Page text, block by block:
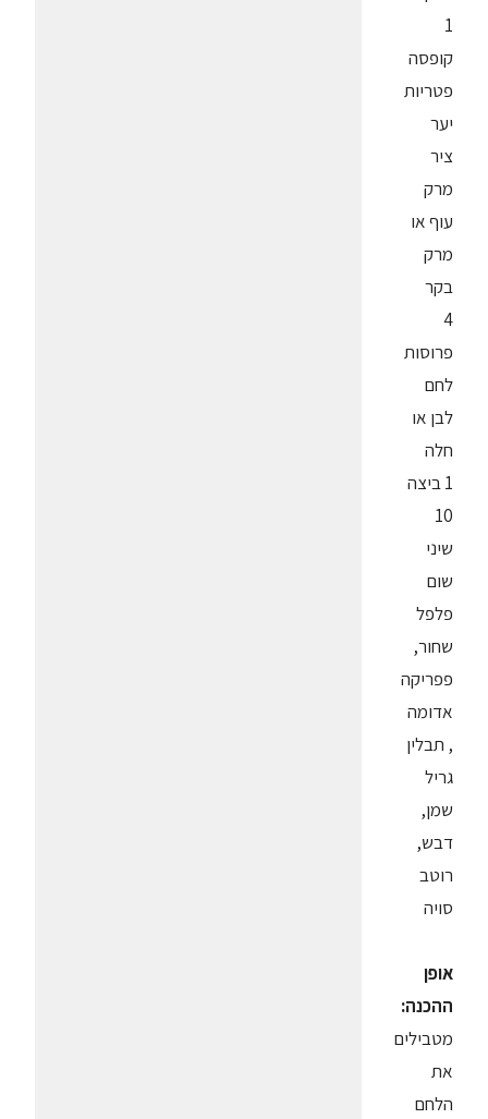
1
קופסה
פטריות
יער
ציר
מרק
עוף או
מרק
בקר
4
פרוסות
לחם
לבן או
חלה
1 ביצה
10
שיני
שום
פלפל
שחור,
פפריקה
אדומה
, תבלין
גריל
שמן,
דבש,
רוטב
סויה
אופן
ההכנה:
מטבילים
את
הלחם